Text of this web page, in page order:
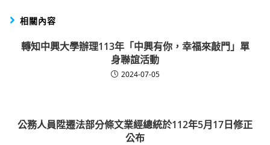
相關內容
轉知中興大學辦理113年「中興有你，幸福來敲門」單
身聯誼活動
2024-07-05
公務人員陞遷法部分條文業經總統於112年5月17日修正
公布